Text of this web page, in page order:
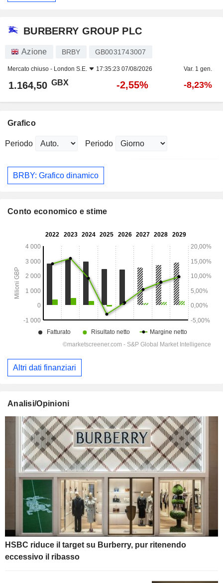
BURBERRY GROUP PLC
Azione BRBY GB0031743007
Mercato chiuso - London S.E. 17:35:23 07/08/2026 Var. 1 gen.
1.164,50 GBX -2,55% -8,23%
Grafico
Periodo Periodo
BRBY: Grafico dinamico
Conto economico e stime
Altri dati finanziari
Analisi/Opinioni
HSBC riduce il target su Burberry, pur ritenendo
eccessivo il ribasso